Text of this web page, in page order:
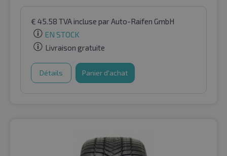
€ 45.58 TVA incluse par Auto-Raifen GmbH
EN STOCK
Livraison gratuite
Détails Panier d'achat